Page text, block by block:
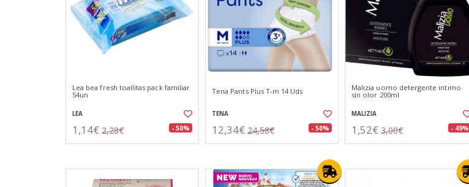
Lea bea fresh toallitas pack familiar
54un
LEA
1,14€ 2,28€ - 50%
Tena Pants Plus T-m 14 Uds
TENA
12,34€ 24,58€ - 50%
Malizia uomo detergente intimo
sin olor 200ml
MALIZIA
1,52€ 3,00€ - 49%